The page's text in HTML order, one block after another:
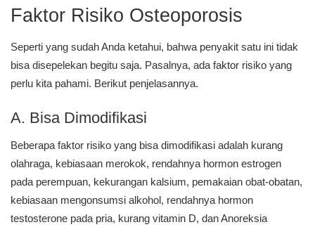
Faktor Risiko Osteoporosis
Seperti yang sudah Anda ketahui, bahwa penyakit satu ini tidak
bisa disepelekan begitu saja. Pasalnya, ada faktor risiko yang
perlu kita pahami. Berikut penjelasannya.
A. Bisa Dimodifikasi
Beberapa faktor risiko yang bisa dimodifikasi adalah kurang
olahraga, kebiasaan merokok, rendahnya hormon estrogen
pada perempuan, kekurangan kalsium, pemakaian obat-obatan,
kebiasaan mengonsumsi alkohol, rendahnya hormon
testosterone pada pria, kurang vitamin D, dan Anoreksia